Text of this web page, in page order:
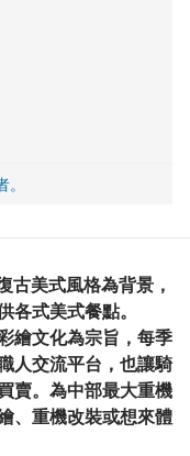
古美式風格為背景，
式美式餐點。
繪文化為宗旨，每季
人交流平台，也讓騎
賣。為中部最大重機
、重機改裝或想來體